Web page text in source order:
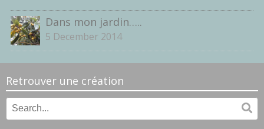
Dans mon jardin…..
5 December 2014
Retrouver une création
Search
for: